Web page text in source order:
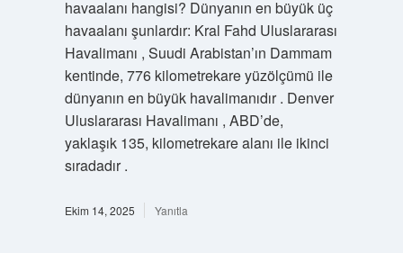
havaalanı hangisi? Dünyanın en büyük üç
havaalanı şunlardır: Kral Fahd Uluslararası
Havalimanı , Suudi Arabistan’ın Dammam
kentinde, 776 kilometrekare yüzölçümü ile
dünyanın en büyük havalimanıdır . Denver
Uluslararası Havalimanı , ABD’de,
yaklaşık 135, kilometrekare alanı ile ikinci
sıradadır .
Ekim 14, 2025 Yanıtla